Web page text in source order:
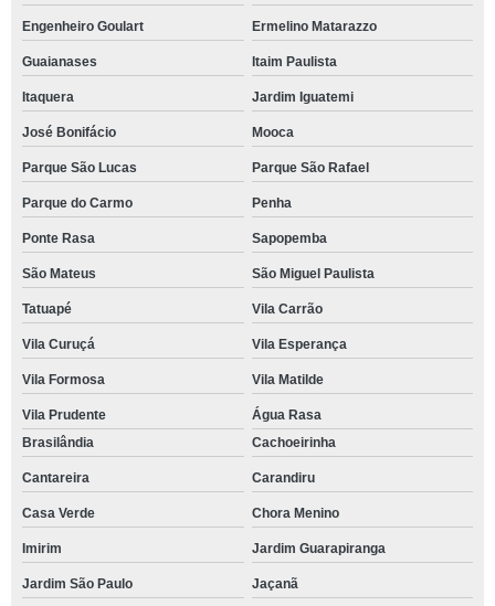
Engenheiro Goulart Ermelino Matarazzo
Guaianases Itaim Paulista
Itaquera Jardim Iguatemi
José Bonifácio Mooca
Parque São Lucas Parque São Rafael
Parque do Carmo Penha
Ponte Rasa Sapopemba
São Mateus São Miguel Paulista
Tatuapé Vila Carrão
Vila Curuçá Vila Esperança
Vila Formosa Vila Matilde
Vila Prudente
Água Rasa
Brasilândia
Cachoeirinha
Cantareira Carandiru
Casa Verde Chora Menino
Imirim Jardim Guarapiranga
Jardim São Paulo Jaçanã